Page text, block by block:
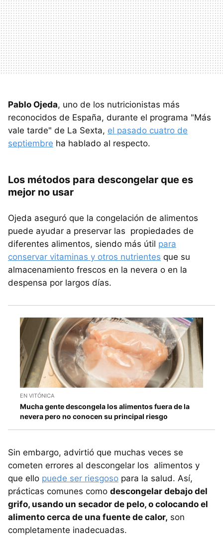
Pablo Ojeda, uno de los nutricionistas más
reconocidos de España, durante el programa "Más
vale tarde" de La Sexta, el pasado cuatro de
septiembre ha hablado al respecto.
Los métodos para descongelar que es
mejor no usar
Ojeda aseguró que la congelación de alimentos
puede ayudar a preservar las propiedades de
diferentes alimentos, siendo más útil para
conservar vitaminas y otros nutrientes que su
almacenamiento frescos en la nevera o en la
despensa por largos días.
EN VITÓNICA
Mucha gente descongela los alimentos fuera de la
nevera pero no conocen su principal riesgo
Sin embargo, advirtió que muchas veces se
cometen errores al descongelar los alimentos y
que ello puede ser riesgoso para la salud. Así,
prácticas comunes como descongelar debajo del
grifo, usando un secador de pelo, o colocando el
alimento cerca de una fuente de calor, son
completamente inadecuadas.